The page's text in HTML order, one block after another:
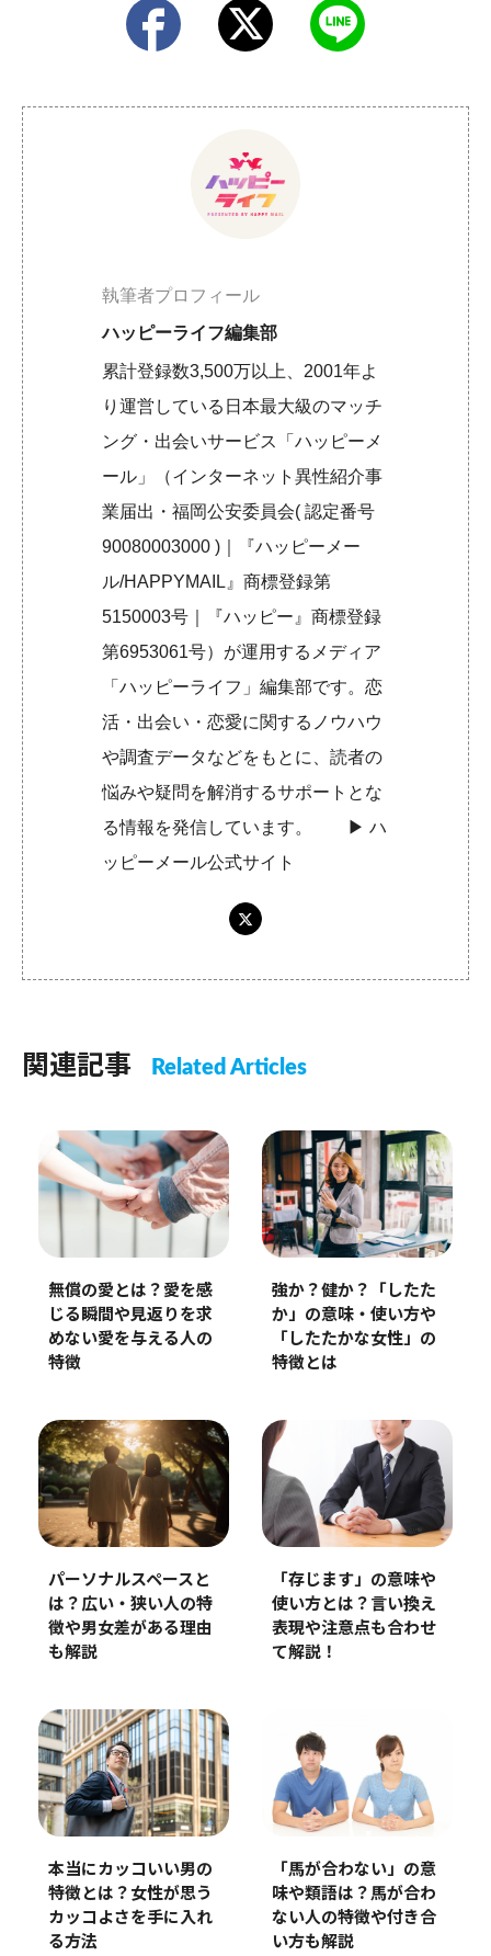
執筆者プロフィール
ハッピーライフ編集部
累計登録数3,500万以上、2001年よ
り運営している日本最大級のマッチ
ング・出会いサービス「ハッピーメ
ール」（インターネット異性紹介事
業届出・福岡公安委員会( 認定番号
90080003000 )｜『ハッピーメー
ル/HAPPYMAIL』商標登録第
5150003号｜『ハッピー』商標登録
第6953061号）が運用するメディア
「ハッピーライフ」編集部です。恋
活・出会い・恋愛に関するノウハウ
や調査データなどをもとに、読者の
悩みや疑問を解消するサポートとな
る情報を発信しています。 ▶︎ハ
ッピーメール公式サイト
関連記事 Related Articles
無償の愛とは？愛を感
じる瞬間や見返りを求
めない愛を与える人の
特徴
強か？健か？「したた
か」の意味・使い方や
「したたかな女性」の
特徴とは
パーソナルスペースと
は？広い・狭い人の特
徴や男女差がある理由
も解説
「存じます」の意味や
使い方とは？言い換え
表現や注意点も合わせ
て解説！
本当にカッコいい男の
特徴とは？女性が思う
カッコよさを手に入れ
る方法
「馬が合わない」の意
味や類語は？馬が合わ
ない人の特徴や付き合
い方も解説